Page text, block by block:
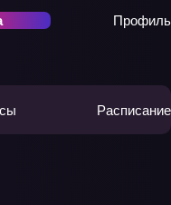
Профиль
Расписание